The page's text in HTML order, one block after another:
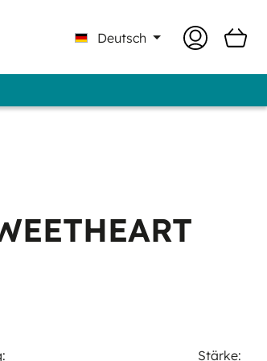
Deutsch
Stärke: